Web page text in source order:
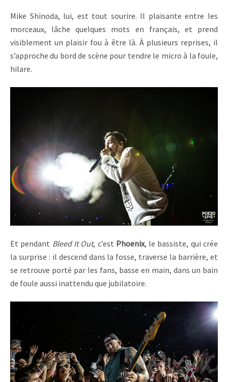
Mike Shinoda, lui, est tout sourire. Il plaisante entre les
morceaux, lâche quelques mots en français, et prend
visiblement un plaisir fou à être là. À plusieurs reprises, il
s’approche du bord de scène pour tendre le micro à la foule,
hilare.
Et pendant Bleed It Out, c’est Phoenix, le bassiste, qui crée
la surprise : il descend dans la fosse, traverse la barrière, et
se retrouve porté par les fans, basse en main, dans un bain
de foule aussi inattendu que jubilatoire.